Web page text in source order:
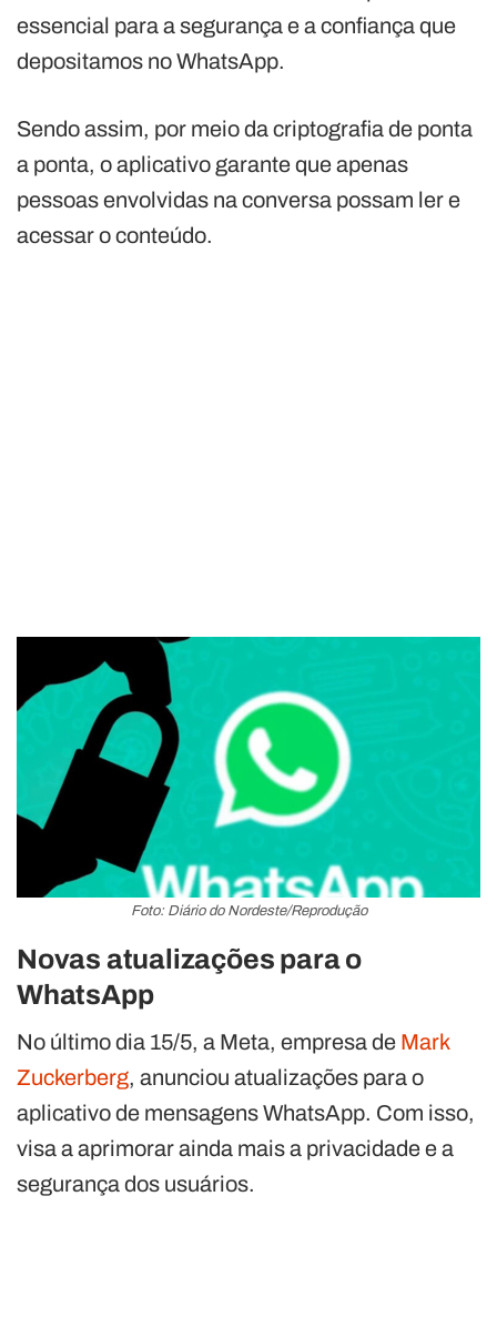
essencial para a segurança e a confiança que
depositamos no WhatsApp.
Sendo assim, por meio da criptografia de ponta
a ponta, o aplicativo garante que apenas
pessoas envolvidas na conversa possam ler e
acessar o conteúdo.
Foto: Diário do Nordeste/Reprodução
Novas atualizações para o
WhatsApp
No último dia 15/5, a Meta, empresa de Mark
Zuckerberg, anunciou atualizações para o
aplicativo de mensagens WhatsApp. Com isso,
visa a aprimorar ainda mais a privacidade e a
segurança dos usuários.